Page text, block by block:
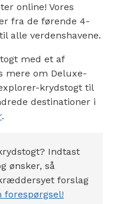
online! Vores
fra de førende 4-
alle verdenshavene.
med et af
mere om Deluxe-
krydstogt til
destinationer i
.
Indtast
ønsker, så
forslag
forespørgsel!